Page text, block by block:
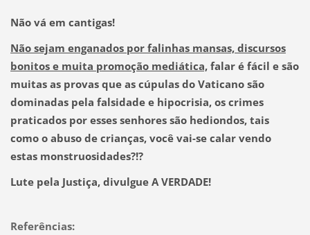
Não vá em cantigas!
Não sejam enganados por falinhas mansas, discursos
bonitos e muita promoção mediática,falar é fácil e são
muitas as provas que as cúpulas do Vaticano são
dominadas pela falsidade e hipocrisia, os crimes
praticados por esses senhores são hediondos, tais
como o abuso de crianças, você vai-se calar vendo
estas monstruosidades?!?
Lute pela Justiça, divulgue A VERDADE!
Referências: